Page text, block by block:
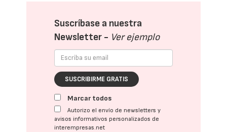
Suscríbase a nuestra
Newsletter - Ver ejemplo
SUSCRIBIRME GRATIS
Marcar todos
Autorizo el envío de newsletters y
avisos informativos personalizados de
interempresas.net